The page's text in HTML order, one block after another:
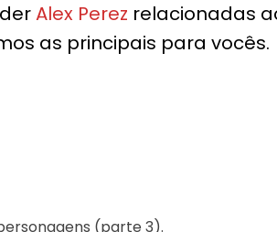
Alex Perez relacionadas
as principais para vocês.